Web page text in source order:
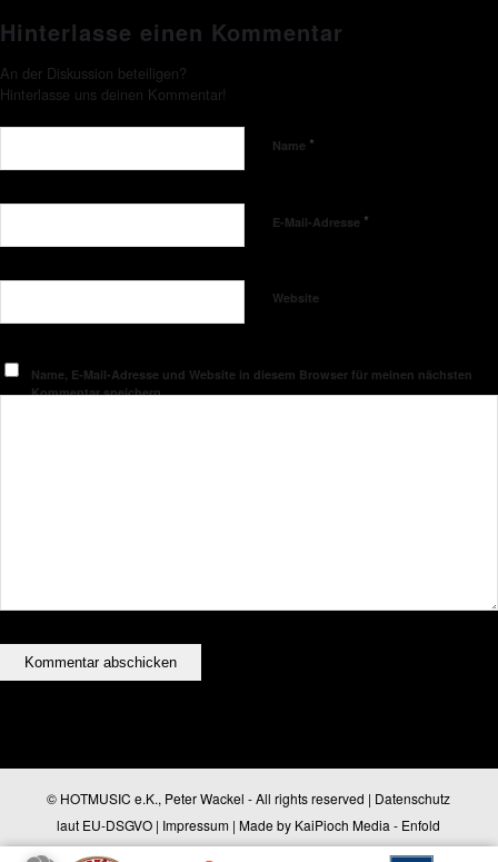
Hinterlasse einen Kommentar
An der Diskussion beteiligen?
Hinterlasse uns deinen Kommentar!
Name *
E-Mail-Adresse *
Website
Name, E-Mail-Adresse und Website in diesem Browser für meinen nächsten
Kommentar speichern.
© HOTMUSIC e.K., Peter Wackel - All rights reserved | Datenschutz
laut EU-DSGVO | Impressum | Made by KaiPioch Media - Enfold
WordPress Theme by Kriesi